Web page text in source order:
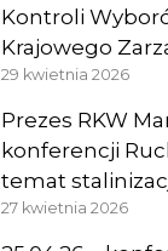
Kontroli
Krajowego
29 kwietnia 2026
Prezes RKW
konferencji
temat
27 kwietnia 2026